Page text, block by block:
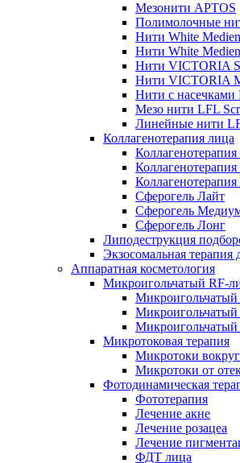
Мезонити APTOS
Полимолочные
Нити White
Нити White
Нити VICTORIA
Нити VICTORIA
Нити с
Мезо нити LFL
Линейные нити
Коллагенотерапия лица
Коллагенотерапия
Сферогель Лайт
Сферогель
Сферогель Лонг
Липодеструкция
Экзосомальная терапия
Аппаратная косметология
Микроигольчатый RF-
Микроигольчатый
Микротоковая терапия
Микротоки вокруг
Микротоки от
Фотодинамическая
Фототерапия
Лечение акне
Лечение розацеа
Лечение
ФДТ лица